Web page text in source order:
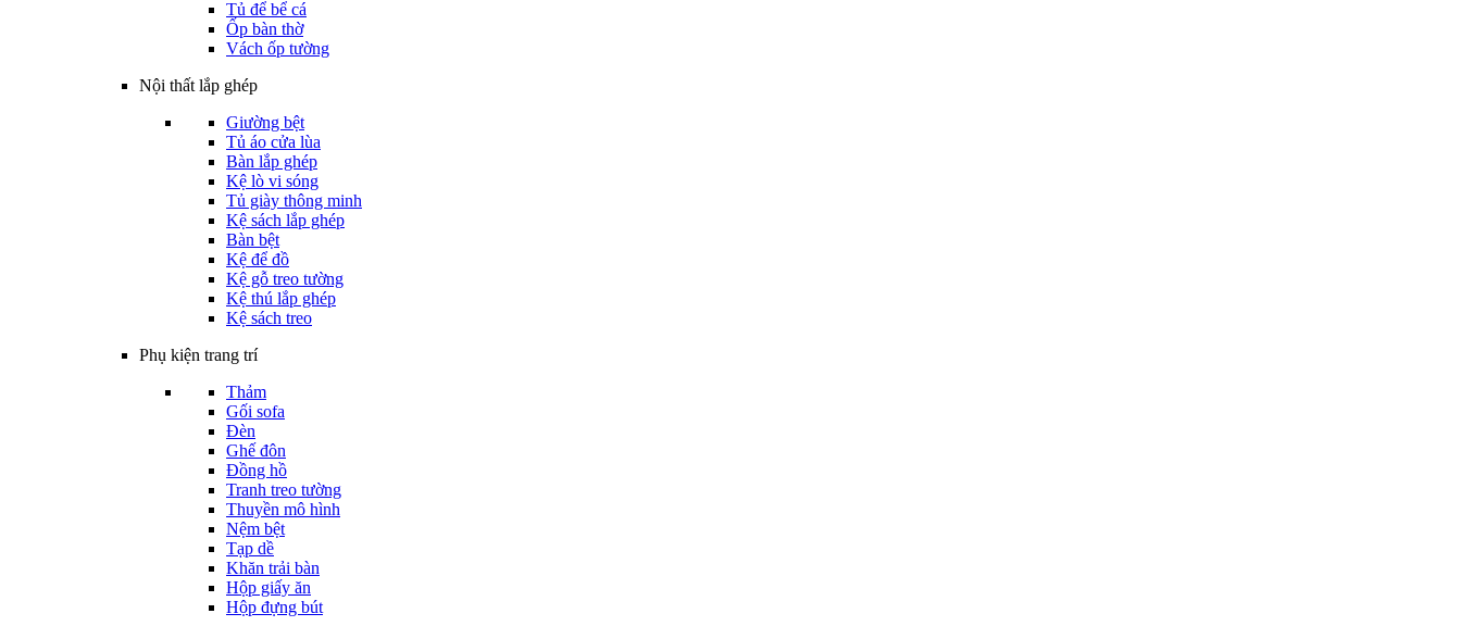
Tủ để bể cá
Ốp bàn thờ
Vách ốp tường
Nội thất lắp ghép
Giường bệt
Tủ áo cửa lùa
Bàn lắp ghép
Kệ lò vi sóng
Tủ giày thông minh
Kệ sách lắp ghép
Bàn bệt
Kệ để đồ
Kệ gỗ treo tường
Kệ thú lắp ghép
Kệ sách treo
Phụ kiện trang trí
Thảm
Gối sofa
Đèn
Ghế đôn
Đồng hồ
Tranh treo tường
Thuyền mô hình
Nệm bệt
Tạp dề
Khăn trải bàn
Hộp giấy ăn
Hộp đựng bút